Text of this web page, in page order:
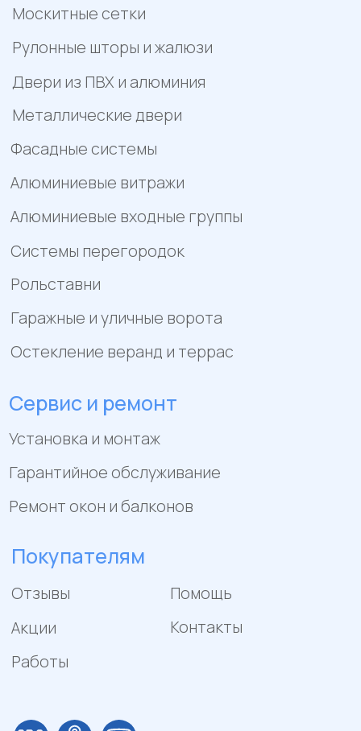
Отзывы
Акции
Помощь
Политика конфиденциальности
Пример цен носит исключительно информационный
характер и не является публичной офертой